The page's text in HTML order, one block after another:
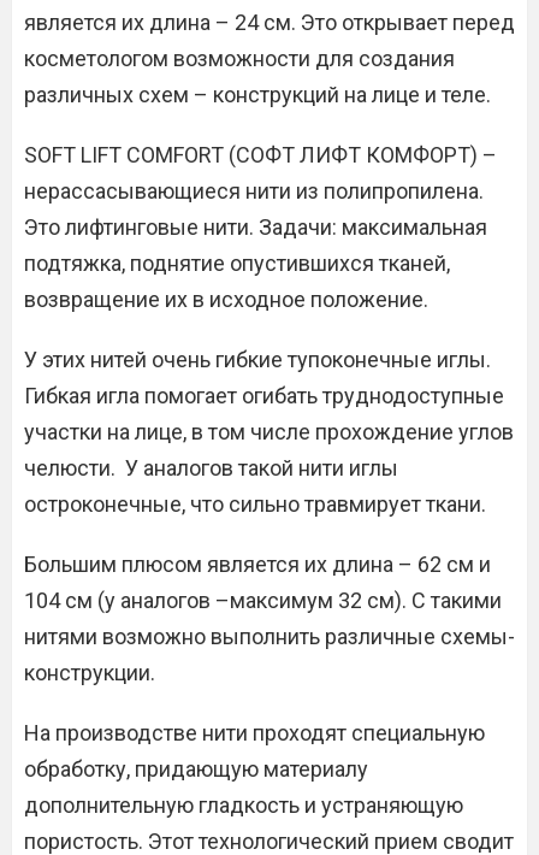
является их длина – 24 см. Это открывает перед
косметологом возможности для создания
различных схем – конструкций на лице и теле.
SOFT LIFT COMFORT (СОФТ ЛИФТ КОМФОРТ) –
нерассасывающиеся нити из полипропилена.
Это лифтинговые нити. Задачи: максимальная
подтяжка, поднятие опустившихся тканей,
возвращение их в исходное положение.
У этих нитей очень гибкие тупоконечные иглы.
Гибкая игла помогает огибать труднодоступные
участки на лице, в том числе прохождение углов
челюсти. У аналогов такой нити иглы
остроконечные, что сильно травмирует ткани.
Большим плюсом является их длина – 62 см и
104 см (у аналогов –максимум 32 см). С такими
нитями возможно выполнить различные схемы-
конструкции.
На производстве нити проходят специальную
обработку, придающую материалу
дополнительную гладкость и устраняющую
пористость. Этот технологический прием сводит